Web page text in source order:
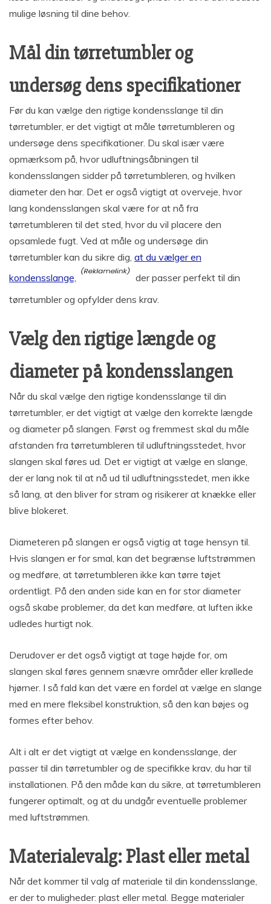
mulige løsning til dine behov.
Mål din tørretumbler og
undersøg dens specifikationer
Før du kan vælge den rigtige kondensslange til din
tørretumbler, er det vigtigt at måle tørretumbleren og
undersøge dens specifikationer. Du skal især være
opmærksom på, hvor udluftningsåbningen til
kondensslangen sidder på tørretumbleren, og hvilken
diameter den har. Det er også vigtigt at overveje, hvor
lang kondensslangen skal være for at nå fra
tørretumbleren til det sted, hvor du vil placere den
opsamlede fugt. Ved at måle og undersøge din
tørretumbler kan du sikre dig, at du vælger en
kondensslange,
der passer perfekt til din
tørretumbler og opfylder dens krav.
Vælg den rigtige længde og
diameter på kondensslangen
Når du skal vælge den rigtige kondensslange til din
tørretumbler, er det vigtigt at vælge den korrekte længde
og diameter på slangen. Først og fremmest skal du måle
afstanden fra tørretumbleren til udluftningsstedet, hvor
slangen skal føres ud. Det er vigtigt at vælge en slange,
der er lang nok til at nå ud til udluftningsstedet, men ikke
så lang, at den bliver for stram og risikerer at knække eller
blive blokeret.
Diameteren på slangen er også vigtig at tage hensyn til.
Hvis slangen er for smal, kan det begrænse luftstrømmen
og medføre, at tørretumbleren ikke kan tørre tøjet
ordentligt. På den anden side kan en for stor diameter
også skabe problemer, da det kan medføre, at luften ikke
udledes hurtigt nok.
Derudover er det også vigtigt at tage højde for, om
slangen skal føres gennem snævre områder eller krøllede
hjørner. I så fald kan det være en fordel at vælge en slange
med en mere fleksibel konstruktion, så den kan bøjes og
formes efter behov.
Alt i alt er det vigtigt at vælge en kondensslange, der
passer til din tørretumbler og de specifikke krav, du har til
installationen. På den måde kan du sikre, at tørretumbleren
fungerer optimalt, og at du undgår eventuelle problemer
med luftstrømmen.
Materialevalg: Plast eller metal
Når det kommer til valg af materiale til din kondensslange,
er der to muligheder: plast eller metal. Begge materialer